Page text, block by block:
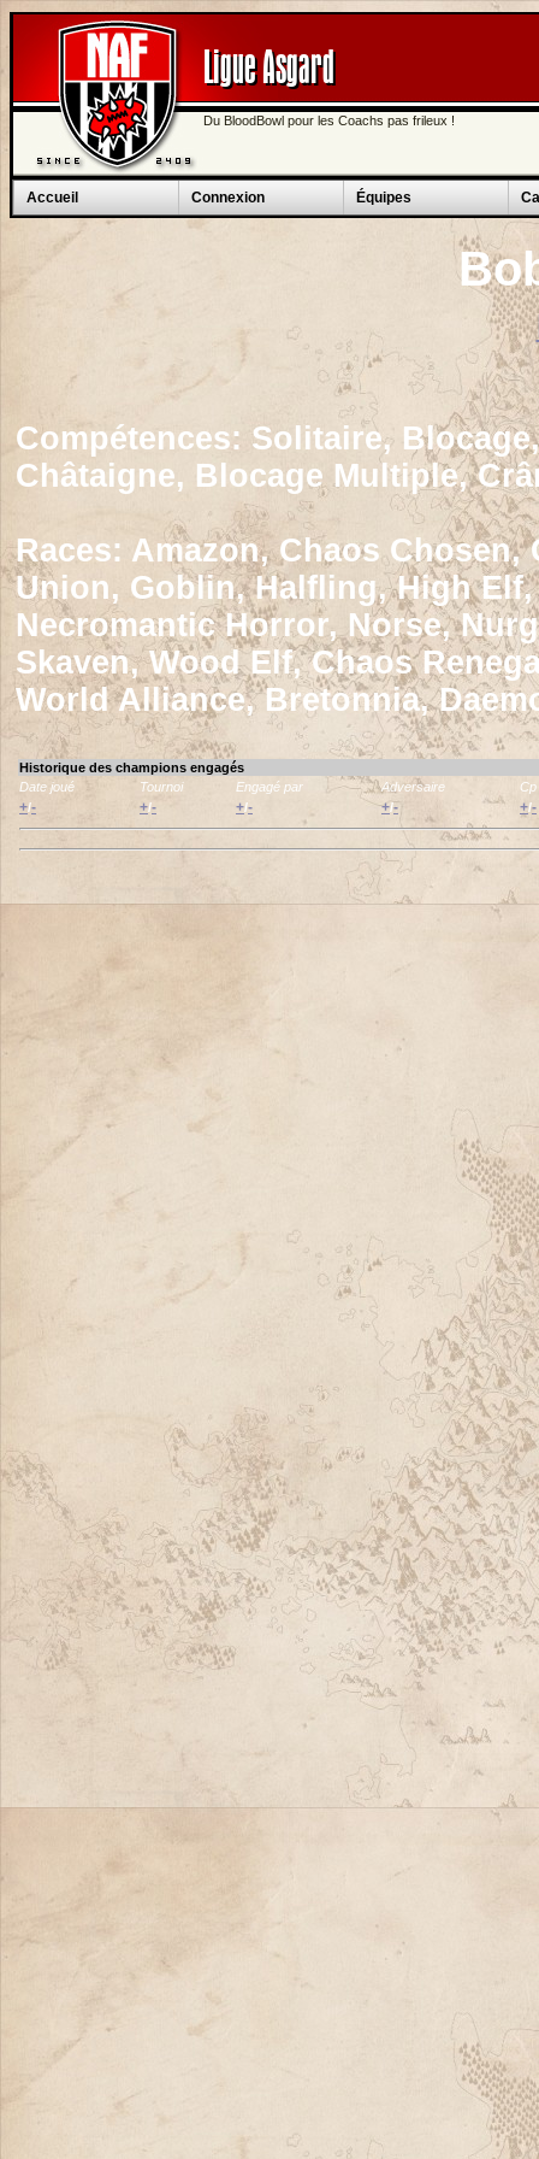
Ligue Asgard
Du BloodBowl pour les Coachs pas frileux !
Accueil Connexion Équipes
Compétences: Solitaire,
Châtaigne, Blocage Multiple,
Races: Amazon, Chaos Chosen,
Union, Goblin, Halfling, High
Necromantic Horror, Norse,
Skaven, Wood Elf, Chaos
World Alliance, Bretonnia,
Historique des champions engagés
Date joué
Tournoi Engagé par Adversaire Cp
+/- +/- +/- +/- +/-